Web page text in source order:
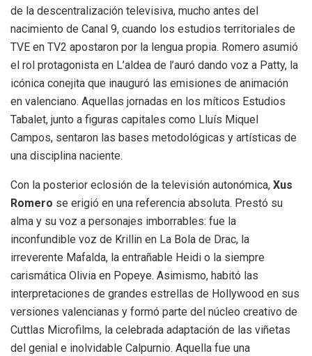
de la descentralización televisiva, mucho antes del
nacimiento de Canal 9, cuando los estudios territoriales de
TVE en TV2 apostaron por la lengua propia. Romero asumió
el rol protagonista en L’aldea de l’auró dando voz a Patty, la
icónica conejita que inauguró las emisiones de animación
en valenciano. Aquellas jornadas en los míticos Estudios
Tabalet, junto a figuras capitales como Lluís Miquel
Campos, sentaron las bases metodológicas y artísticas de
una disciplina naciente.
Con la posterior eclosión de la televisión autonómica, Xus
Romero se erigió en una referencia absoluta. Prestó su
alma y su voz a personajes imborrables: fue la
inconfundible voz de Krillin en La Bola de Drac, la
irreverente Mafalda, la entrañable Heidi o la siempre
carismática Olivia en Popeye. Asimismo, habitó las
interpretaciones de grandes estrellas de Hollywood en sus
versiones valencianas y formó parte del núcleo creativo de
Cuttlas Microfilms, la celebrada adaptación de las viñetas
del genial e inolvidable Calpurnio. Aquella fue una